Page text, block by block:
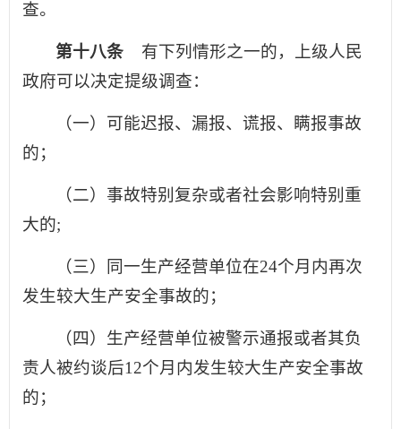
查。
第十八条 有下列情形之一的，上级人民
政府可以决定提级调查：
（一）可能迟报、漏报、谎报、瞒报事故
的；
（二）事故特别复杂或者社会影响特别重
大的;
（三）同一生产经营单位在24个月内再次
发生较大生产安全事故的；
（四）生产经营单位被警示通报或者其负
责人被约谈后12个月内发生较大生产安全事故
的；